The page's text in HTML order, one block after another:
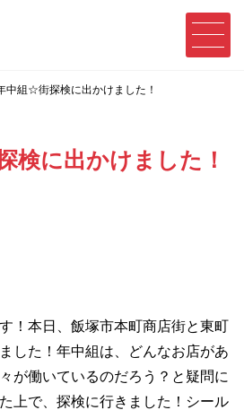
中組☆街探検に出かけました！
に出かけました！
！本日、飯塚市本町商店街と東町
した！年中組は、どんなお店があ
が働いているのだろう？と疑問に
上で、探検に行きました！シール